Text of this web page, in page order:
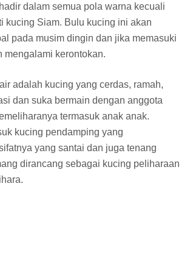
dalam semua pola warna kecuali
kucing Siam. Bulu kucing ini akan
pada musim dingin dan jika memasuki
mengalami kerontokan.
adalah kucing yang cerdas, ramah,
dan suka bermain dengan anggota
termasuk anak anak.
kucing pendamping yang
yang santai dan juga tenang
dirancang sebagai kucing peliharaan